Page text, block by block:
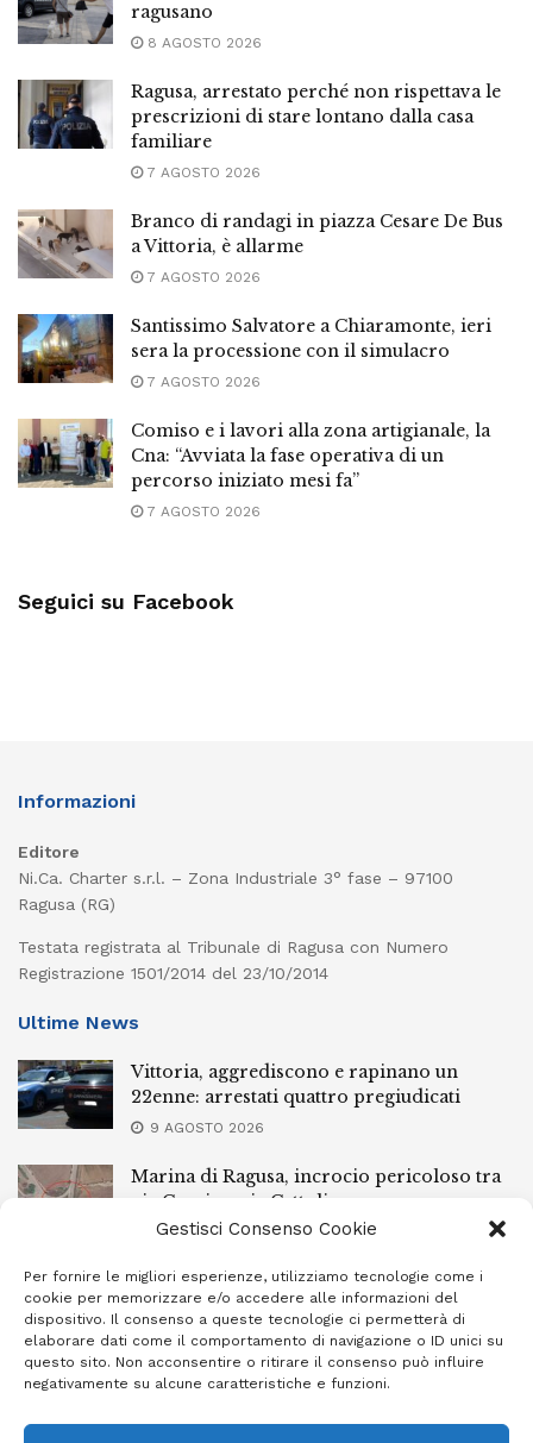
Gestisci Consenso Cookie
Per fornire le migliori esperienze, utilizziamo tecnologie come i
cookie per memorizzare e/o accedere alle informazioni del
dispositivo. Il consenso a queste tecnologie ci permetterà di
elaborare dati come il comportamento di navigazione o ID unici su
questo sito. Non acconsentire o ritirare il consenso può influire
negativamente su alcune caratteristiche e funzioni.
ragusano
8 AGOSTO 2026
Ragusa, arrestato perché non rispettava le
prescrizioni di stare lontano dalla casa
familiare
7 AGOSTO 2026
Branco di randagi in piazza Cesare De Bus
a Vittoria, è allarme
7 AGOSTO 2026
Santissimo Salvatore a Chiaramonte, ieri
sera la processione con il simulacro
7 AGOSTO 2026
Comiso e i lavori alla zona artigianale, la
Cna: “Avviata la fase operativa di un
percorso iniziato mesi fa”
7 AGOSTO 2026
Seguici su Facebook
Informazioni
Editore
Ni.Ca. Charter s.r.l. – Zona Industriale 3° fase – 97100
Ragusa (RG)
Testata registrata al Tribunale di Ragusa con Numero
Registrazione 1501/2014 del 23/10/2014
Ultime News
Vittoria, aggrediscono e rapinano un
22enne: arrestati quattro pregiudicati
9 AGOSTO 2026
Marina di Ragusa, incrocio pericoloso tra
via Cervia e via Cattolica
9 AGOSTO 2026
Ubriachi alla guida, armi improprie e un
arresto: controlli a raffica da Ispica a
Pozzallo
9 AGOSTO 2026